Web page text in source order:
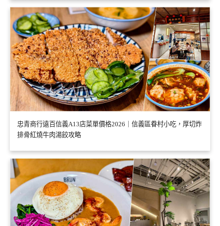
忠青商行遠百信義A13店菜單價格2026｜信義區眷村小吃，厚切炸
排骨紅燒牛肉湯餃攻略